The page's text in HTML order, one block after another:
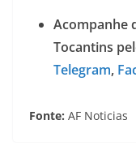
Acompanhe
Tocantins
Telegram,
Fonte: AF Noticias